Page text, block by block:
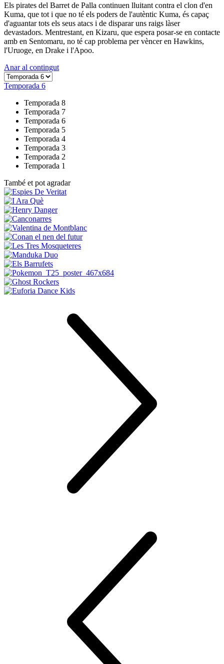
Els pirates del Barret de Palla continuen lluitant contra el clon d'en
Kuma, que tot i que no té els poders de l'autèntic Kuma, és capaç
d'aguantar tots els seus atacs i de disparar uns raigs làser
devastadors. Mentrestant, en Kizaru, que espera posar-se en contacte
amb en Sentomaru, no té cap problema per vèncer en Hawkins,
l'Uruoge, en Drake i l'Apoo.
Anar al contingut
Temporada 6
Temporada 8
Temporada 7
Temporada 6
Temporada 5
Temporada 4
Temporada 3
Temporada 2
Temporada 1
També et pot agradar